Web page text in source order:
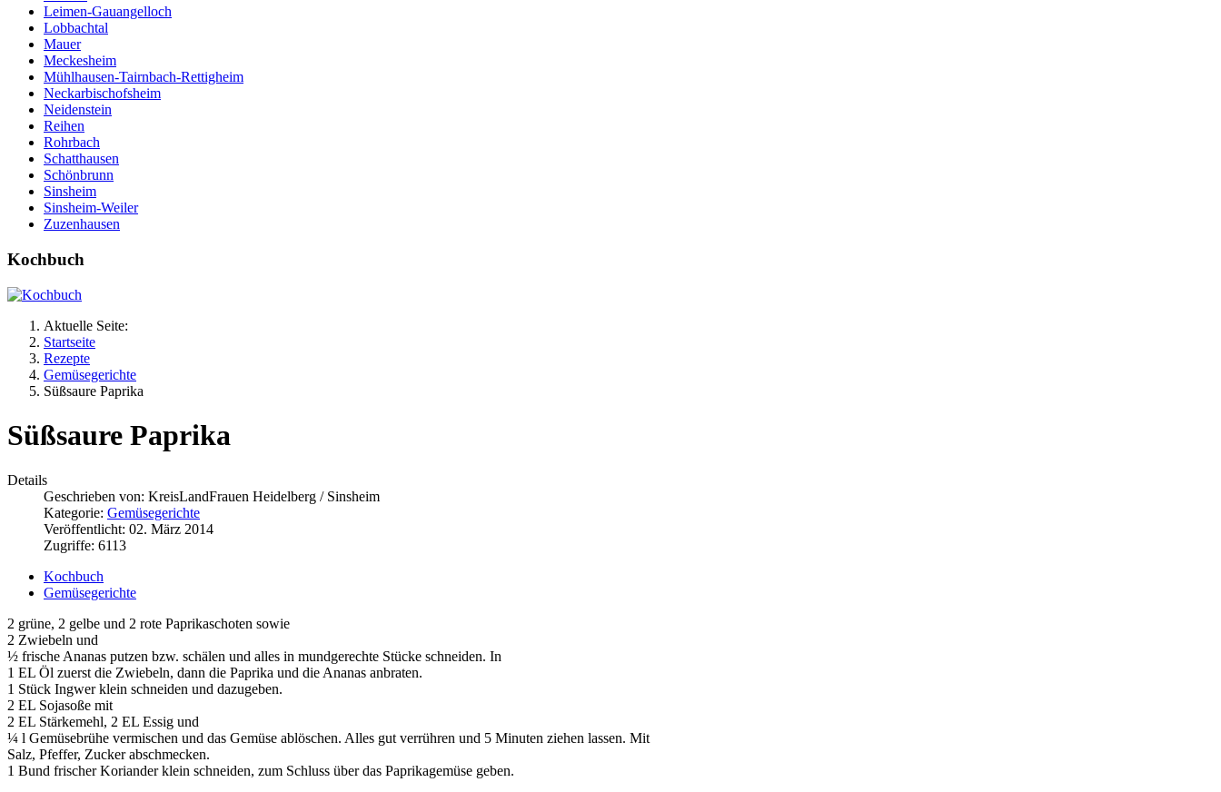
Leimen-Gauangelloch
Lobbachtal
Mauer
Meckesheim
Mühlhausen-Tairnbach-Rettigheim
Neckarbischofsheim
Neidenstein
Reihen
Rohrbach
Schatthausen
Schönbrunn
Sinsheim
Sinsheim-Weiler
Zuzenhausen
Kochbuch
Aktuelle Seite:
Startseite
Rezepte
Gemüsegerichte
Süßsaure Paprika
Süßsaure Paprika
Details
Geschrieben von: KreisLandFrauen Heidelberg / Sinsheim
Kategorie: Gemüsegerichte
Veröffentlicht: 02. März 2014
Zugriffe: 6113
Kochbuch
Gemüsegerichte
2 grüne, 2 gelbe und 2 rote Paprikaschoten sowie
2 Zwiebeln und
½ frische Ananas putzen bzw. schälen und alles in mundgerechte Stücke schneiden. In
1 EL Öl zuerst die Zwiebeln, dann die Paprika und die Ananas anbraten.
1 Stück Ingwer klein schneiden und dazugeben.
2 EL Sojasoße mit
2 EL Stärkemehl, 2 EL Essig und
¼ l Gemüsebrühe vermischen und das Gemüse ablöschen. Alles gut verrühren und 5 Minuten ziehen lassen. Mit
Salz, Pfeffer, Zucker abschmecken.
1 Bund frischer Koriander klein schneiden, zum Schluss über das Paprikagemüse geben.